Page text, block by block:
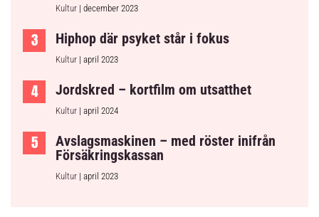
Kultur | december 2023
Hiphop där psyket står i fokus
Kultur | april 2023
Jordskred – kortfilm om utsatthet
Kultur | april 2024
Avslagsmaskinen – med röster inifrån
Försäkringskassan
Kultur | april 2023